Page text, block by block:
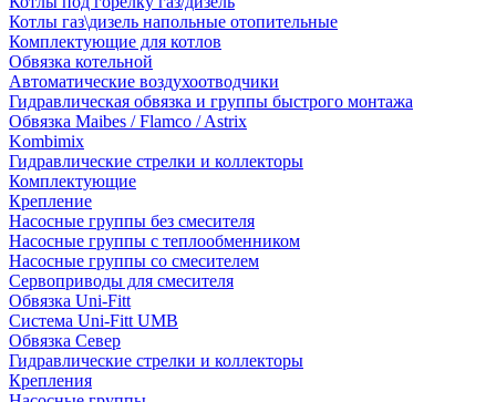
Котлы газ\дизель напольные отопительные
Комплектующие для котлов
Обвязка котельной
Автоматические воздухоотводчики
Гидравлическая обвязка и группы быстрого монтажа
Обвязка Maibes / Flamco / Astrix
Kombimix
Гидравлические стрелки и коллекторы
Комплектующие
Крепление
Насосные группы без смесителя
Насосные группы с теплообменником
Насосные группы со смесителем
Сервоприводы для смесителя
Обвязка Uni-Fitt
Система Uni-Fitt UMB
Обвязка Север
Гидравлические стрелки и коллекторы
Крепления